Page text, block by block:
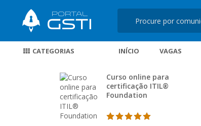
CATEGORIAS INÍCIO VAGAS
Curso online para
certificação ITIL®
Foundation